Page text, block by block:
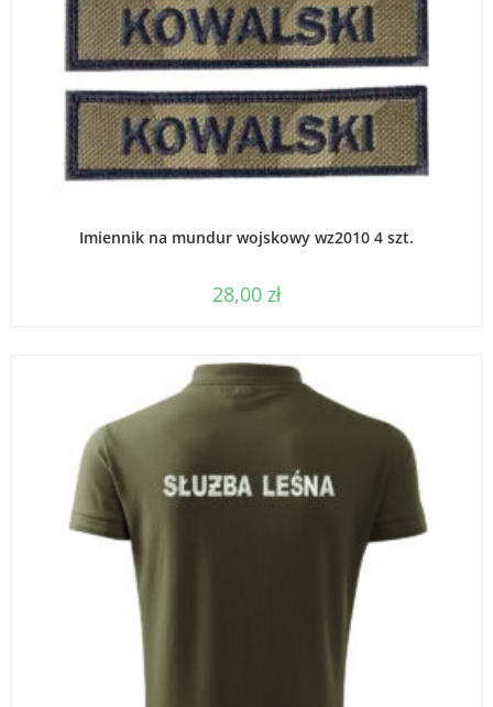
Imiennik na mundur wojskowy wz2010 4 szt.
28,00 zł